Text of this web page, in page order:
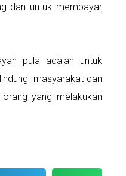
dan untuk membayar
pula adalah untuk
masyarakat dan
yang melakukan